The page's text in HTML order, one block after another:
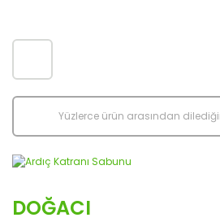
DOĞACI